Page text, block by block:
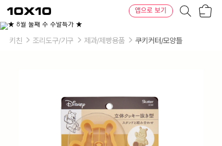
텐
바
텐
앱으로 보기
키친 조리도구/기구 제과/제빵용품 쿠키커터/모양틀